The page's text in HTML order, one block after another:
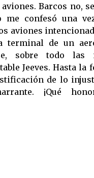
Barcos no,
me confesó una
aviones
terminal de un
sobre todo las
la fecha no
de lo
¡Qué